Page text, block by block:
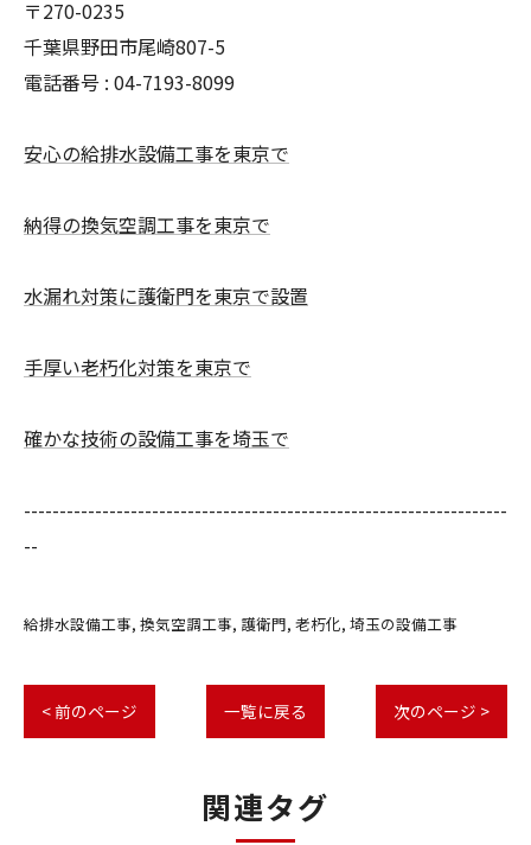
〒270-0235
千葉県野田市尾崎807-5
電話番号 : 04-7193-8099
安心の給排水設備工事を東京で
納得の換気空調工事を東京で
水漏れ対策に護衛門を東京で設置
手厚い老朽化対策を東京で
確かな技術の設備工事を埼玉で
--------------------------------------------------------------------
--
給排水設備工事 換気空調工事 護衛門 老朽化 埼玉の設備工事
< 前のページ 一覧に戻る 次のページ >
関連タグ